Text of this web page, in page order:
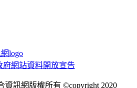
府網站資料開放宣告
資訊網版權所有 ©copyright 2020